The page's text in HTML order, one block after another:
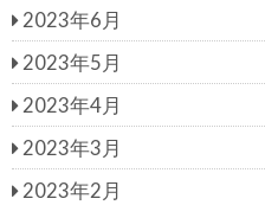
2023年6月
2023年5月
2023年4月
2023年3月
2023年2月